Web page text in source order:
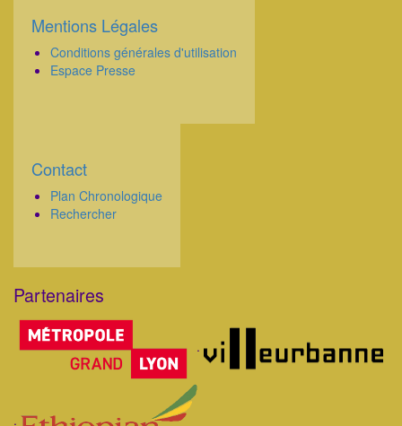
Corps
Mentions Légales
Conditions générales d'utilisation
Espace Presse
Corps
Contact
Plan Chronologique
Rechercher
Partenaires
Corps
.
.